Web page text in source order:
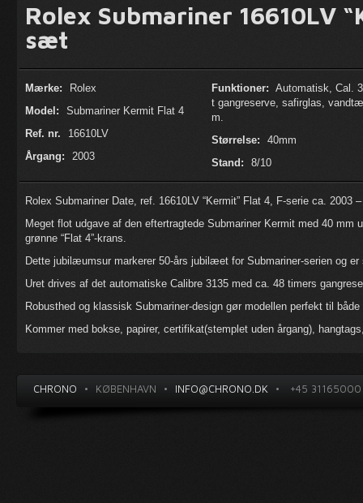
Rolex Submariner 16610LV
sæt
Mærke:
Rolex
Model:
Submariner Kermit Flat 4
Ref. nr.
16610LV
Årgang:
2003
Funktioner: Automatisk, Cal.
t gangreserve, safirglas,
m.
Størrelse:
40mm
Stand:
8/10
Rolex Submariner Date, ref. 16610LV “Kermit” Flat 4, F-serie ca.
Meget flot udgave af den eftertragtede Submariner Kermit med 40 mm
grønne “Flat 4”-krans.
Dette jubilæumsur markerer 50-års jubilæet for Submariner-serien og
Uret drives af det automatiske Calibre 3135 med ca. 48 timers
Robusthed og klassisk Submariner-design gør modellen perfekt til
Kommer med bokse, papirer, certifikat(stemplet uden årgang),
CHRONO • KØBENHAVN • INFO@CHRONO.DK • +45 31165000